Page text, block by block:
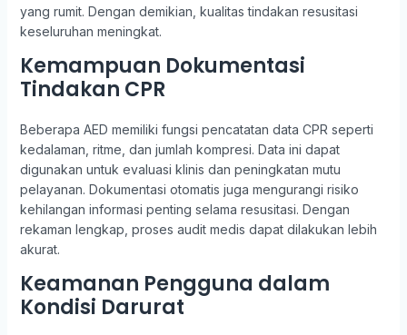
yang rumit. Dengan demikian, kualitas tindakan resusitasi
keseluruhan meningkat.
Kemampuan Dokumentasi
Tindakan CPR
Beberapa AED memiliki fungsi pencatatan data CPR seperti
kedalaman, ritme, dan jumlah kompresi. Data ini dapat
digunakan untuk evaluasi klinis dan peningkatan mutu
pelayanan. Dokumentasi otomatis juga mengurangi risiko
kehilangan informasi penting selama resusitasi. Dengan
rekaman lengkap, proses audit medis dapat dilakukan lebih
akurat.
Keamanan Pengguna dalam
Kondisi Darurat